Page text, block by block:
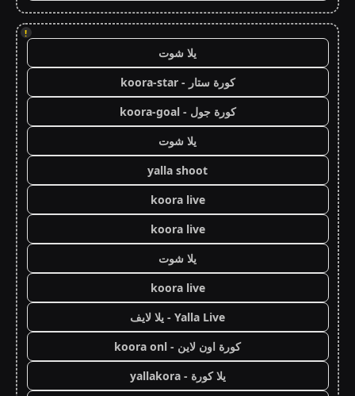
!
يلا شوت
كورة ستار - koora-star
كورة جول - koora-goal
يلا شوت
yalla shoot
koora live
koora live
يلا شوت
koora live
Yalla Live - يلا لايف
كورة اون لاين - koora onl
يلا كورة - yallakora